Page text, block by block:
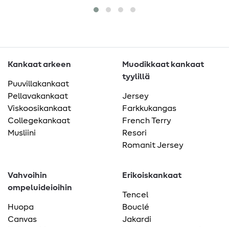
Kankaat arkeen
Puuvillakankaat
Pellavakankaat
Viskoosikankaat
Collegekankaat
Musliini
Muodikkaat kankaat
tyylillä
Jersey
Farkkukangas
French Terry
Resori
Romanit Jersey
Vahvoihin
ompeluideioihin
Huopa
Canvas
Erikoiskankaat
Tencel
Bouclé
Jakardi